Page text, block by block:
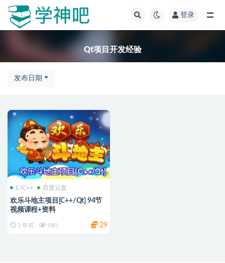
登录
Qt项目开发经验
发布日期
C/C++ 百度云盘
欢乐斗地主项目[C++/Qt] 94节
视频课程+资料
2 年前 580 29